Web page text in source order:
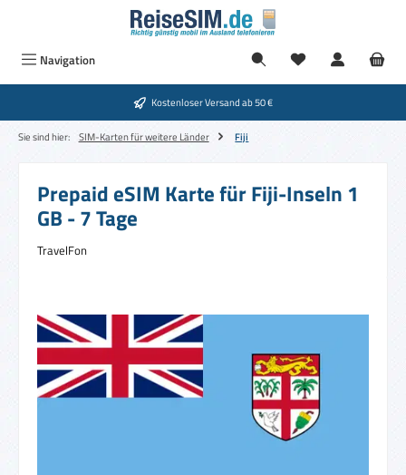
Zum Hauptinhalt springen
Navigation
Kostenloser Versand ab 50 €
Sie sind hier: SIM-Karten für weitere Länder Fiji
Prepaid eSIM Karte für Fiji-Inseln 1
GB - 7 Tage
TravelFon